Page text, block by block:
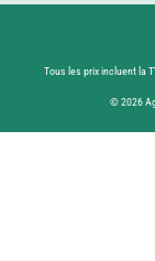
Tous les prix incluent la
© 2026